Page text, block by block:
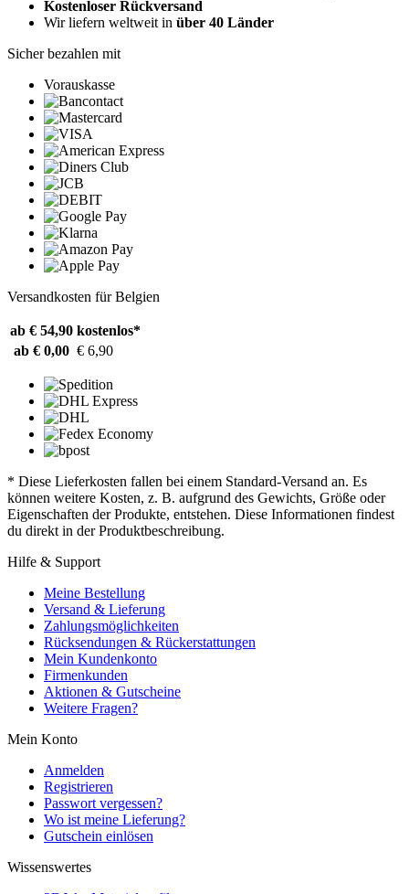
Kostenloser Rückversand
Wir liefern weltweit in über 40 Länder
Sicher bezahlen mit
Vorauskasse
Versandkosten für Belgien
ab € 54,90 kostenlos*
ab € 0,00 € 6,90
* Diese Lieferkosten fallen bei einem Standard-Versand an. Es
können weitere Kosten, z. B. aufgrund des Gewichts, Größe oder
Eigenschaften der Produkte, entstehen. Diese Informationen findest
du direkt in der Produktbeschreibung.
Hilfe & Support
Meine Bestellung
Versand & Lieferung
Zahlungsmöglichkeiten
Rücksendungen & Rückerstattungen
Mein Kundenkonto
Firmenkunden
Aktionen & Gutscheine
Weitere Fragen?
Mein Konto
Anmelden
Registrieren
Passwort vergessen?
Wo ist meine Lieferung?
Gutschein einlösen
Wissenswertes